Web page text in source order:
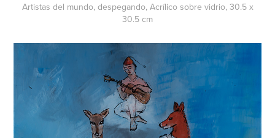
Artistas del mundo, despegando, Acrílico sobre vidrio, 30.5 x
30.5 cm